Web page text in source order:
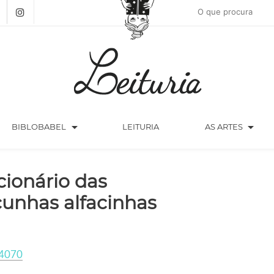
BIBLOBABEL arrow_drop_down LEITURIA AS ARTES arrow_drop_down
das
alfacinhas